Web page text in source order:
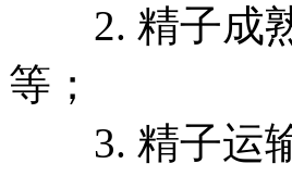
2. 精子成熟
等；
3. 精子运输